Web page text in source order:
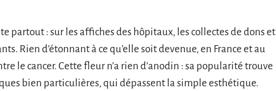
partout : sur les affiches des hôpitaux, les collectes de dons et
Rien d’étonnant à ce qu’elle soit devenue, en France et au
le cancer. Cette fleur n’a rien d’anodin : sa popularité trouve
bien particulières, qui dépassent la simple esthétique.